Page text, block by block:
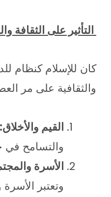
التأثير على الثقافة
كان للإسلام كنظام
والثقافية على مر
القيم والأخلاق:
والتسامح في
الأسرة
وتعتبر